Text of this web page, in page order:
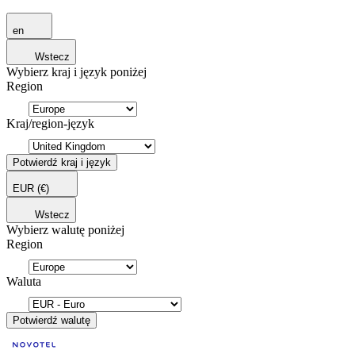
en
Wstecz
Wybierz kraj i język poniżej
Region
Kraj/region-język
Potwierdź kraj i język
EUR (€)
Wstecz
Wybierz walutę poniżej
Region
Waluta
Potwierdź walutę